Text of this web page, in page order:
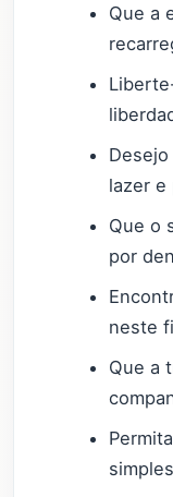
Que a
lazer e
Que o
por
neste
Que a